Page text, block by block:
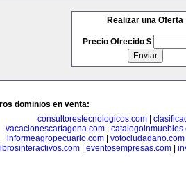
Realizar una Oferta
Precio Ofrecido $
dominios en venta:
consultorestecnologicos.com
vacacionescartagena.com
informeagropecuario.com| votociudadano.com
librosinteractivos.com| eventosempresas.com|